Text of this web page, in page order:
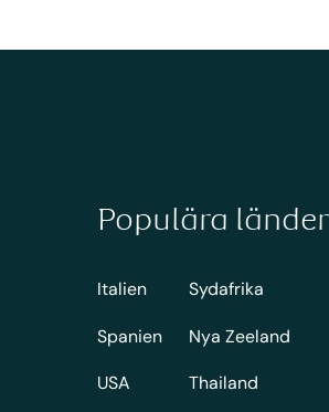
Populära länder
Italien
Spanien
USA
Sydafrika
Nya Zeeland
Thailand